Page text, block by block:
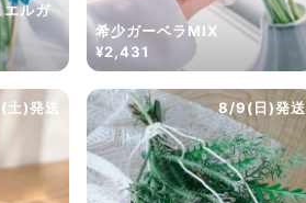
エルガ
希少ガーベラMIX
¥2,431
)発送 8/9(日)発送